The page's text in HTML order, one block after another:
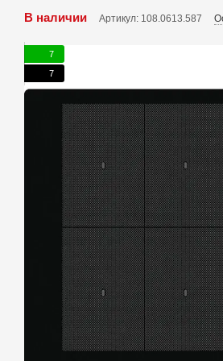
В наличии Артикул: 108.0613.587
7
7